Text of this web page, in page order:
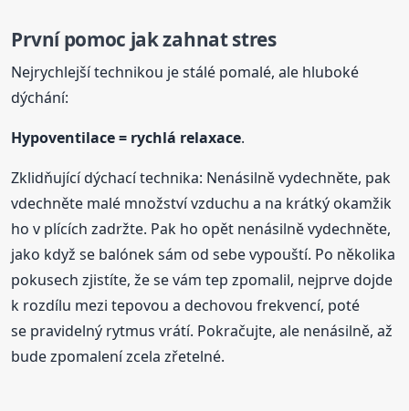
První pomoc jak zahnat stres
Nejrychlejší technikou je stálé pomalé, ale hluboké
dýchání:
Hypoventilace = rychlá relaxace.
Zklidňující dýchací technika: Nenásilně vydechněte, pak
vdechněte malé množství vzduchu a na krátký okamžik
ho v plících zadržte. Pak ho opět nenásilně vydechněte,
jako když se balónek sám od sebe vypouští. Po několika
pokusech zjistíte, že se vám tep zpomalil, nejprve dojde
k rozdílu mezi tepovou a dechovou frekvencí, poté
se pravidelný rytmus vrátí. Pokračujte, ale nenásilně, až
bude zpomalení zcela zřetelné.